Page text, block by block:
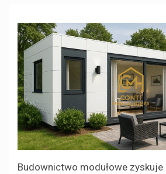
Budownictwo modułowe